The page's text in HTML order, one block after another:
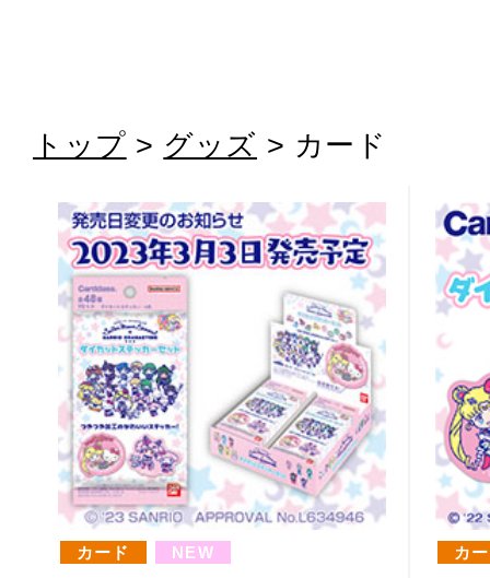
トップ > グッズ > カード
カード NEW カ